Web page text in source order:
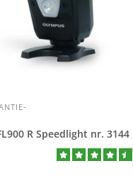
R Speedlight nr. 3144